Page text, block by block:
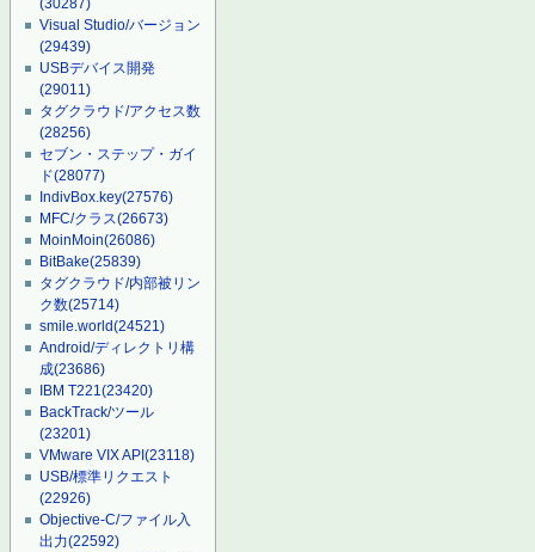
(30287)
Visual Studio/バージョン
(29439)
USBデバイス開発
(29011)
タグクラウド/アクセス数
(28256)
セブン・ステップ・ガイ
ド(28077)
IndivBox.key(27576)
MFC/クラス(26673)
MoinMoin(26086)
BitBake(25839)
タグクラウド/内部被リン
ク数(25714)
smile.world(24521)
Android/ディレクトリ構
成(23686)
IBM T221(23420)
BackTrack/ツール
(23201)
VMware VIX API(23118)
USB/標準リクエスト
(22926)
Objective-C/ファイル入
出力(22592)